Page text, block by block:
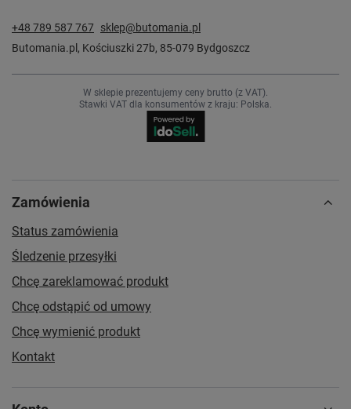
+48 789 587 767 sklep@butomania.pl
Butomania.pl , Kościuszki 27b, 85-079 Bydgoszcz
W sklepie prezentujemy ceny brutto (z VAT).
Stawki VAT dla konsumentów z kraju: Polska.
Zamówienia
Status zamówienia
Śledzenie przesyłki
Chcę zareklamować produkt
Chcę odstąpić od umowy
Chcę wymienić produkt
Kontakt